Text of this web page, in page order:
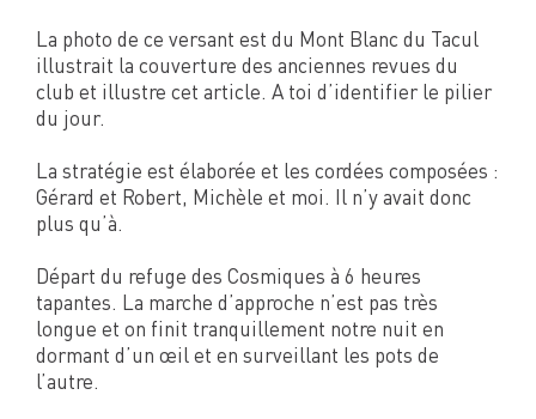
La photo de ce versant est du Mont Blanc du Tacul
illustrait la couverture des anciennes revues du
club et illustre cet article. A toi d’identifier le pilier
du jour.
La stratégie est élaborée et les cordées composées :
Gérard et Robert, Michèle et moi. Il n’y avait donc
plus qu’à.
Départ du refuge des Cosmiques à 6 heures
tapantes. La marche d’approche n’est pas très
longue et on finit tranquillement notre nuit en
dormant d’un œil et en surveillant les pots de
l’autre.